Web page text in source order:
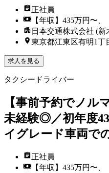
正社員
【年収】435万円〜
日本交通株式会社 (新
東京都江東区有明1丁
求人を見る
タクシードライバー
【事前予約でノル
未経験◎／初年度
イグレード車両で
正社員
【年収】435万円〜